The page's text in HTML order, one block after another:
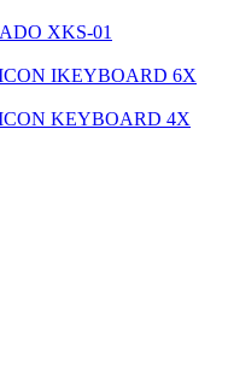
XKS-01
IKEYBOARD 6X
KEYBOARD 4X